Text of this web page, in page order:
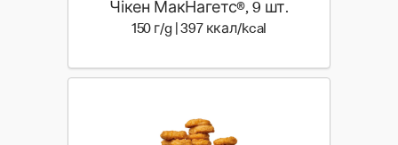
Чікен МакНагетс®, 9 шт.
150 г/g | 397 ккал/kcal